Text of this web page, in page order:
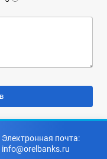
Электронная почта:
info@orelbanks.ru